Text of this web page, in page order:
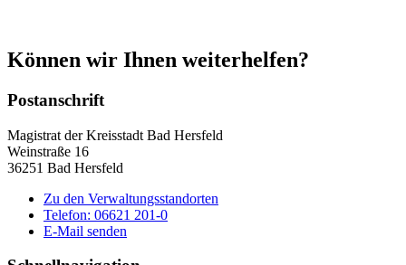
Können wir Ihnen weiterhelfen?
Postanschrift
Magistrat der Kreisstadt Bad Hersfeld
Weinstraße 16
36251 Bad Hersfeld
Zu den Verwaltungsstandorten
Telefon: 06621 201-0
E-Mail senden